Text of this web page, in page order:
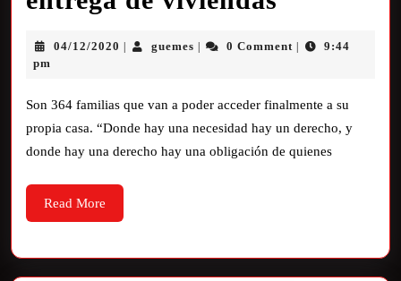
04/12/2020 guemes 0 Comment
9:44
pm
Son 364 familias que van a poder acceder finalmente a su
propia casa. “Donde hay una necesidad hay un derecho, y
donde hay una derecho hay una obligación de quienes
Read More